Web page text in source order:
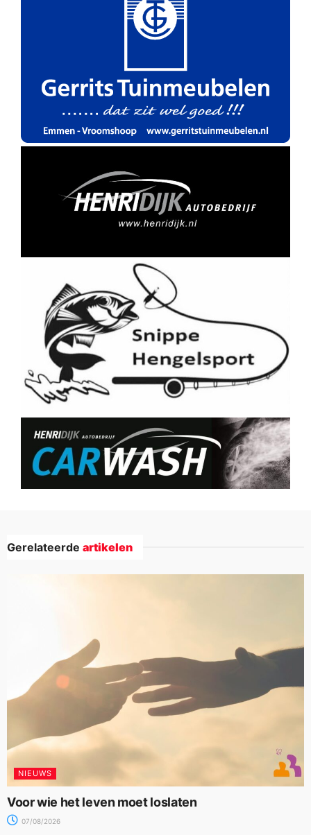
Gerelateerde artikelen
NIEUWS
Voor wie het leven moet loslaten
07/08/2026